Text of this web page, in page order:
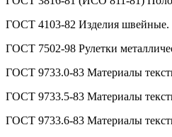
ГОСТ 4103-82 Изделия швейные.
ГОСТ 7502-98 Рулетки
ГОСТ 9733.0-83 Материалы
ГОСТ 9733.5-83 Материалы
ГОСТ 9733.6-83 Материалы